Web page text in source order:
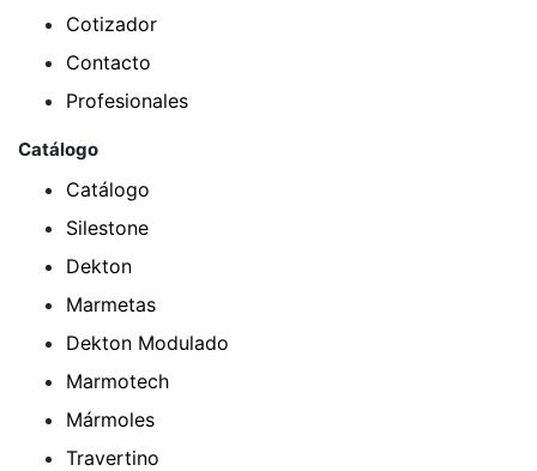
Cotizador
Contacto
Profesionales
Catálogo
Catálogo
Silestone
Dekton
Marmetas
Dekton Modulado
Marmotech
Mármoles
Travertino